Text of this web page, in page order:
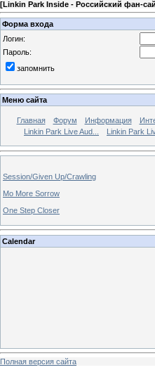
[Linkin Park Inside - Российский фан-
Форма входа
Логин:
Пароль:
запомнить
Меню сайта
Главная Форум Информация
Linkin Park Live Aud...
Linkin Park
Session/Given Up/Crawling
Mo More Sorrow
One Step Closer
Calendar
Полная версия сайта